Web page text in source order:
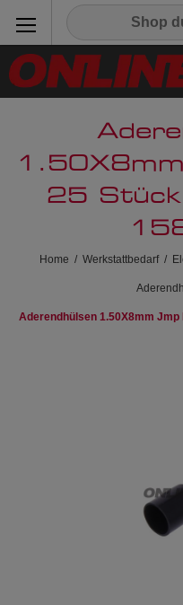
25
Home / Werkstattbedarf /
Aderendhülsen 1.50X8mm